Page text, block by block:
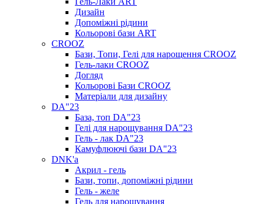
Дизайн
Допоміжні рідини
Кольорові бази ART
CROOZ
Бази, Топи, Гелі для нарощення CROOZ
Гель-лаки CROOZ
Догляд
Кольорові Бази CROOZ
Матеріали для дизайну
DA"23
База, топ DA"23
Гелі для нарощування DA"23
Гель - лак DA"23
Камуфлюючі бази DA"23
DNK'a
Акрил - гель
Бази, топи, допоміжні рідини
Гель - желе
Гель для нарощування